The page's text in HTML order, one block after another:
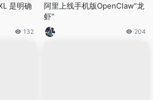
是明确
132
阿里上线手机版OpenClaw“龙
虾”
204